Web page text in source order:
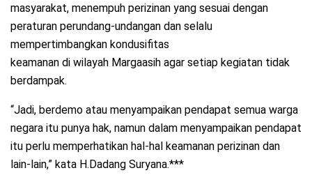
masyarakat, menempuh perizinan yang sesuai dengan
peraturan perundang-undangan dan selalu
mempertimbangkan kondusifitas
keamanan di wilayah Margaasih agar setiap kegiatan tidak
berdampak.
“Jadi, berdemo atau menyampaikan pendapat semua warga
negara itu punya hak, namun dalam menyampaikan pendapat
itu perlu memperhatikan hal-hal keamanan perizinan dan
lain-lain,” kata H.Dadang Suryana.***